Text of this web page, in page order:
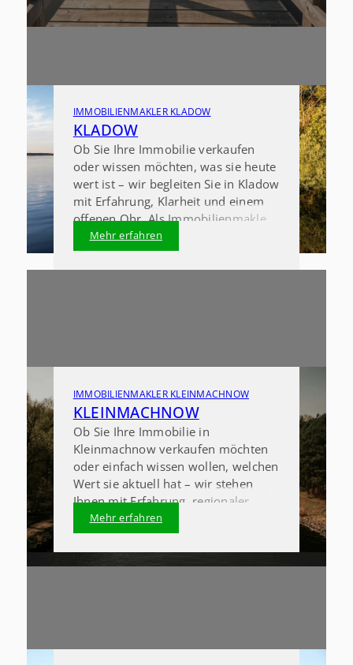
durch den gesamten
Verkaufsprozess. Wir sorgen dafür,
einem klaren Blick für den
regionalen Markt.
IMMOBILIENMAKLER KLADOW
KLADOW
Ob Sie Ihre Immobilie verkaufen
oder wissen möchten, was sie heute
wert ist – wir begleiten Sie in Kladow
mit Erfahrung, Klarheit und einem
offenen Ohr. Als Immobilienmakler
in Kladow sorgen wir dafür, dass Ihr
Immobilienverkauf in Berlin
transparent, planbar und erfolgreich
Mehr erfahren
IMMOBILIENMAKLER KLEINMACHNOW
KLEINMACHNOW
Ob Sie Ihre Immobilie in
Kleinmachnow verkaufen möchten
oder einfach wissen wollen, welchen
Wert sie aktuell hat – wir stehen
Ihnen mit Erfahrung, regionaler
Marktkenntnis und einem offenen
Ohr zur Seite.
Als Immobilienmakler in
Kleinmachnow begleiten wir Sie
Mehr erfahren